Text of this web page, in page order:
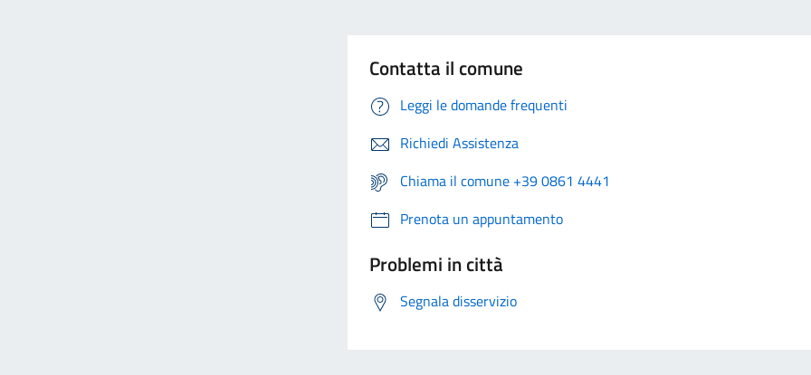
Contatta il comune
Leggi le domande frequenti
Richiedi Assistenza
Chiama il comune +39 0861 4441
Prenota un appuntamento
Problemi in città
Segnala disservizio